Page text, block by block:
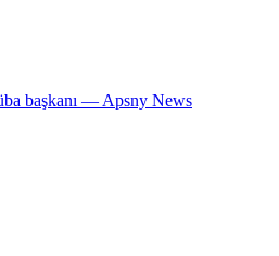
başkanı — Apsny News